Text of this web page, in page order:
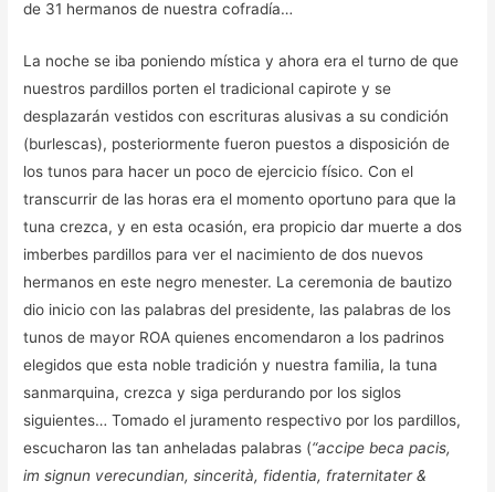
de 31 hermanos de nuestra cofradía…
La noche se iba poniendo mística y ahora era el turno de que
nuestros pardillos porten el tradicional capirote y se
desplazarán vestidos con escrituras alusivas a su condición
(burlescas), posteriormente fueron puestos a disposición de
los tunos para hacer un poco de ejercicio físico. Con el
transcurrir de las horas era el momento oportuno para que la
tuna crezca, y en esta ocasión, era propicio dar muerte a dos
imberbes pardillos para ver el nacimiento de dos nuevos
hermanos en este negro menester. La ceremonia de bautizo
dio inicio con las palabras del presidente, las palabras de los
tunos de mayor ROA quienes encomendaron a los padrinos
elegidos que esta noble tradición y nuestra familia, la tuna
sanmarquina, crezca y siga perdurando por los siglos
siguientes… Tomado el juramento respectivo por los pardillos,
escucharon las tan anheladas palabras (“accipe beca pacis,
im signun verecundian, sincerità, fidentia, fraternitater &